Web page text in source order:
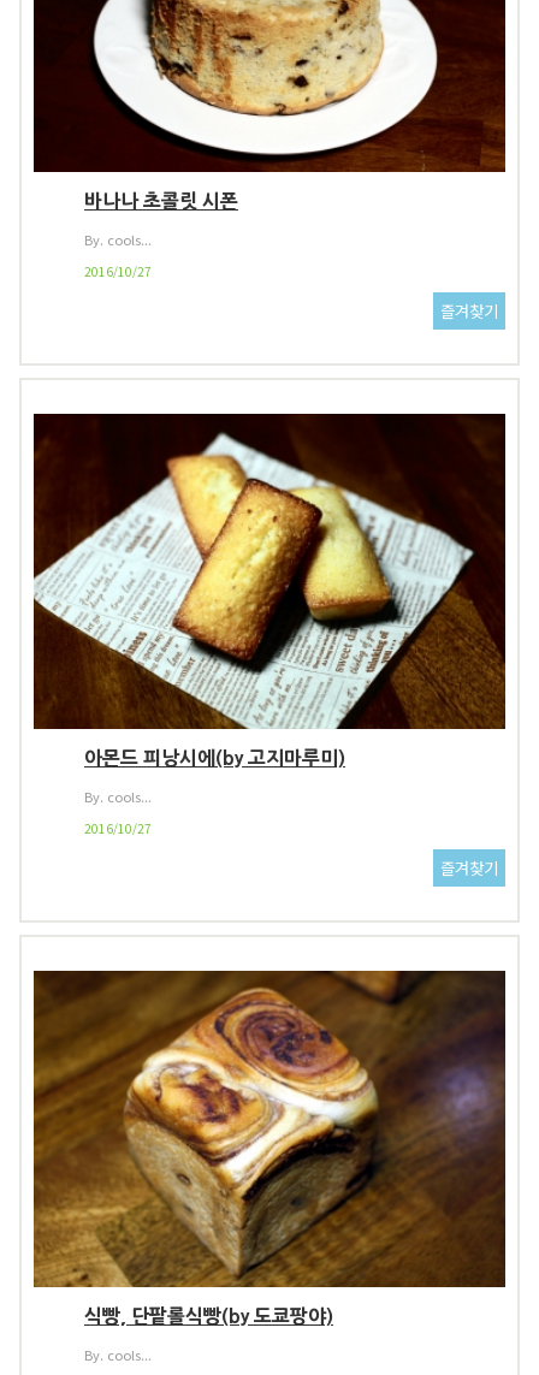
바나나 초콜릿 시폰
By. cools...
2016/10/27
아몬드 피낭시에(by 고지마루미)
By. cools...
2016/10/27
식빵, 단팥롤식빵(by 도쿄팡야)
By. cools...